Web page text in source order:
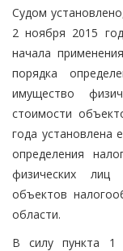
Судом
2 ноября 2015
начала
порядка
имущество
стоимости
года установлена
определения
физических лиц
объектов
области.
В силу пункта 1